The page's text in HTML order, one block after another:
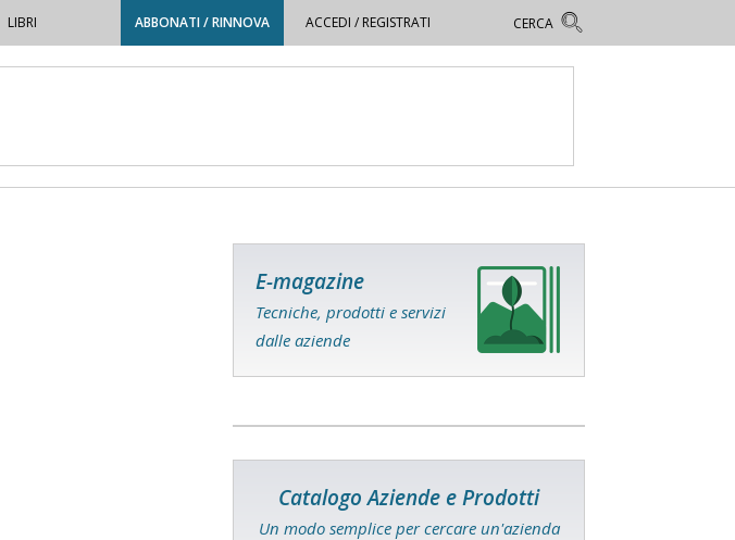
LIBRI ABBONATI / RINNOVA ACCEDI / REGISTRATI
E-magazine
Tecniche, prodotti e servizi
dalle aziende
Catalogo Aziende e Prodotti
Un modo semplice per cercare un'azienda